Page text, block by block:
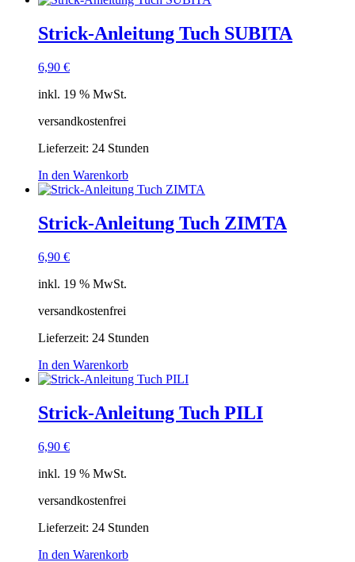
Strick-Anleitung Tuch SUBITA
6,90 €
inkl. 19 % MwSt.
versandkostenfrei
Lieferzeit: 24 Stunden
In den Warenkorb
Strick-Anleitung Tuch ZIMTA
6,90 €
inkl. 19 % MwSt.
versandkostenfrei
Lieferzeit: 24 Stunden
In den Warenkorb
Strick-Anleitung Tuch PILI
6,90 €
inkl. 19 % MwSt.
versandkostenfrei
Lieferzeit: 24 Stunden
In den Warenkorb